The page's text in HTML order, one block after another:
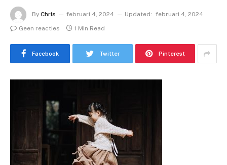
By Chris februari 4, 2024 Updated: februari 4, 2024
Geen reacties
1 Min Read
Facebook Twitter Pinterest